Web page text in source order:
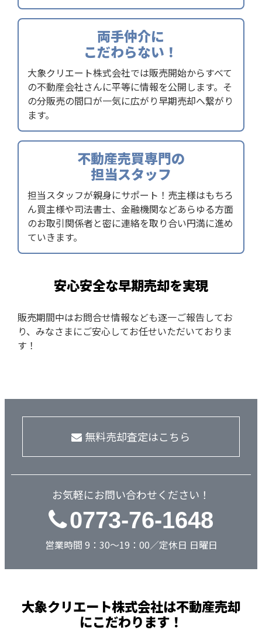
両手仲介に
こだわらない！
大象クリエート株式会社では販売開始からすべて
の不動産会社さんに平等に情報を公開します。そ
の分販売の間口が一気に広がり早期売却へ繋がり
ます。
不動産売買専門の
担当スタッフ
担当スタッフが親身にサポート！売主様はもちろ
ん買主様や司法書士、金融機関などあらゆる方面
のお取引関係者と密に連絡を取り合い円満に進め
ていきます。
安心安全な早期売却を実現
販売期間中はお問合せ情報なども逐一ご報告してお
り、みなさまにご安心してお任せいただいておりま
す！
無料売却査定はこちら
お気軽にお問い合わせください！
0773-76-1648
営業時間 9：30～19：00／定休日 日曜日
大象クリエート株式会社は不動産売却
にこだわります！